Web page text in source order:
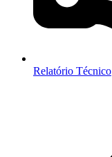
Relatório Técnico